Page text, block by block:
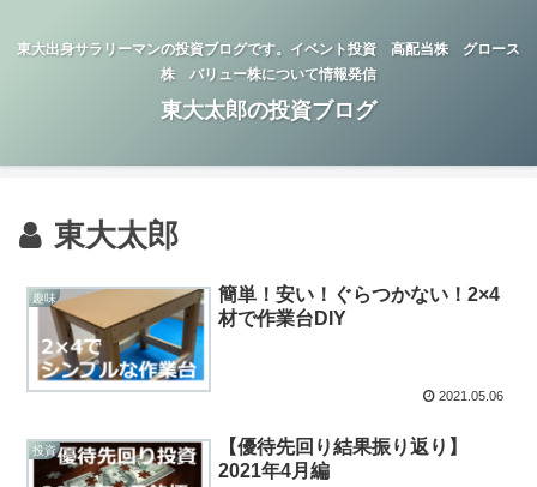
東大出身サラリーマンの投資ブログです。イベント投資 高配当株 グロース
株 バリュー株について情報発信
東大太郎の投資ブログ
東大太郎
趣味
簡単！安い！ぐらつかない！2×4
材で作業台DIY
2021.05.06
投資
【優待先回り結果振り返り】
2021年4月編